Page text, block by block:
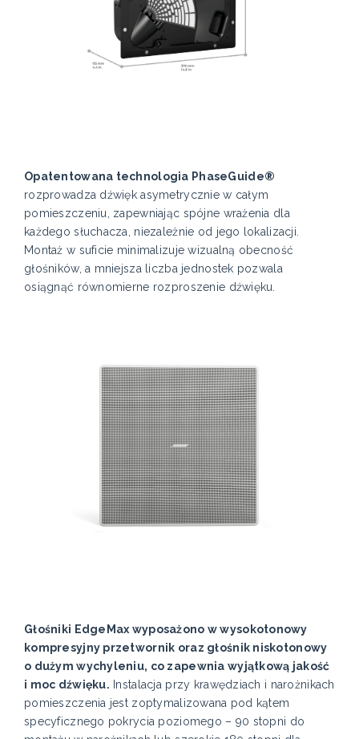
Opatentowana technologia PhaseGuide®
rozprowadza dźwięk asymetrycznie w całym
pomieszczeniu, zapewniając spójne wrażenia dla
każdego słuchacza, niezależnie od jego lokalizacji.
Montaż w suficie minimalizuje wizualną obecność
głośników, a mniejsza liczba jednostek pozwala
osiągnąć równomierne rozproszenie dźwięku.
Głośniki EdgeMax wyposażono w wysokotonowy
kompresyjny przetwornik oraz głośnik niskotonowy
o dużym wychyleniu, co zapewnia wyjątkową jakość
i moc dźwięku. Instalacja przy krawędziach i narożnikach
pomieszczenia jest zoptymalizowana pod kątem
specyficznego pokrycia poziomego – 90 stopni do